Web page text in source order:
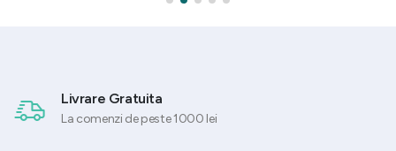
Livrare Gratuita
La comenzi de peste 1000 lei